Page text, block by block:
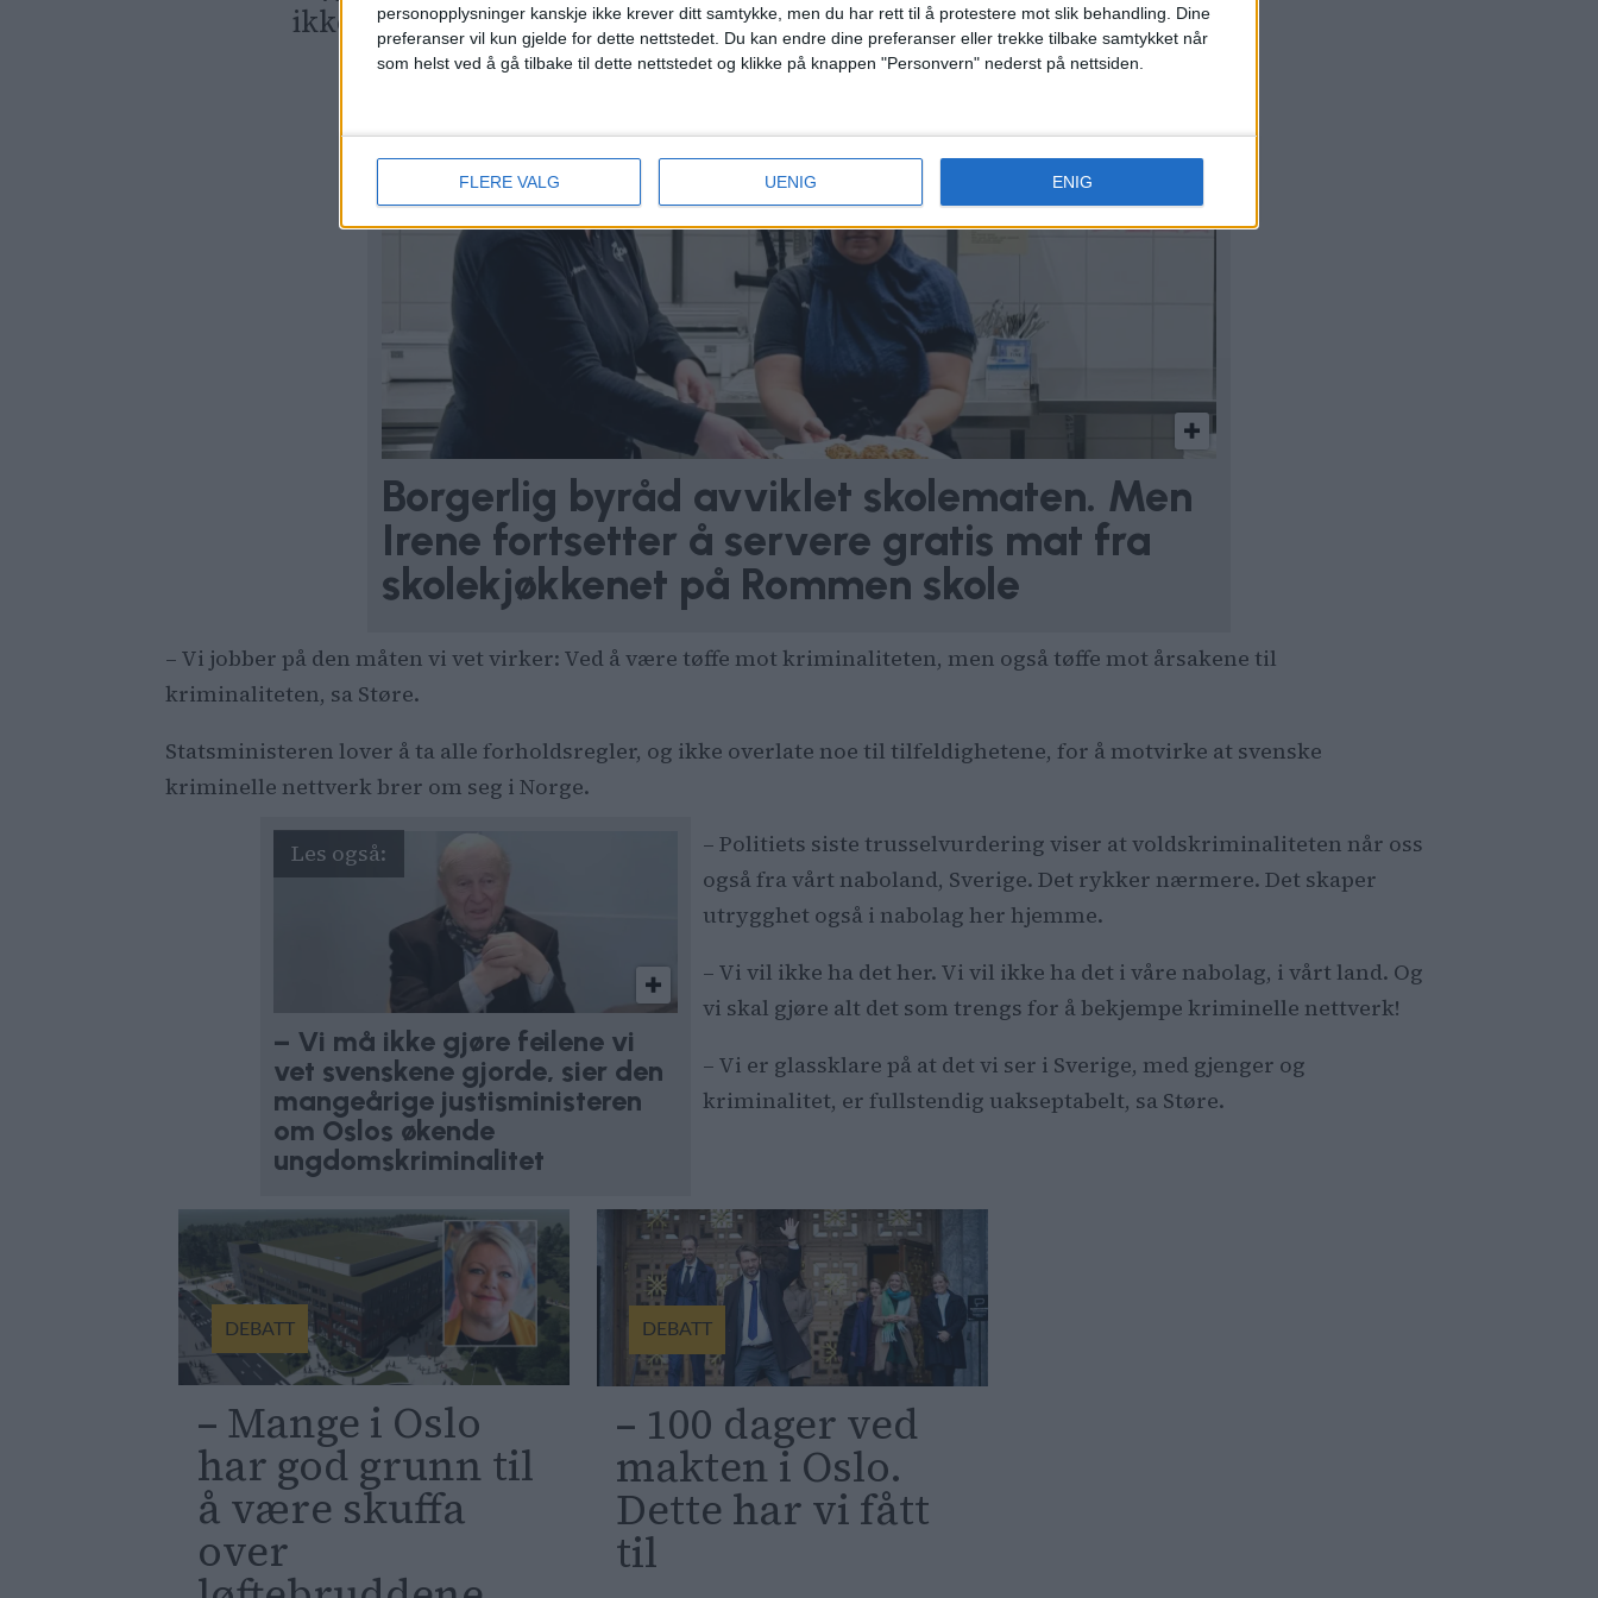
personopplysninger kanskje ikke krever ditt samtykke, men du har rett til å protestere mot slik behandling. Dine
preferanser vil kun gjelde for dette nettstedet. Du kan endre dine preferanser eller trekke tilbake samtykket når
som helst ved å gå tilbake til dette nettstedet og klikke på knappen "Personvern" nederst på nettsiden.
FLERE VALG UENIG ENIG
ikke skolematen
Borgerlig byråd avviklet skolematen. Men
Irene fortsetter å servere gratis mat fra
skolekjøkkenet på Rommen skole
– Vi jobber på den måten vi vet virker: Ved å være tøffe mot kriminaliteten, men også tøffe mot årsakene til
kriminaliteten, sa Støre.
Statsministeren lover å ta alle forholdsregler, og ikke overlate noe til tilfeldighetene, for å motvirke at svenske
kriminelle nettverk brer om seg i Norge.
– Vi må ikke gjøre feilene vi
vet svenskene gjorde, sier den
mangeårige justisministeren
om Oslos økende
ungdomskriminalitet
– Politiets siste trusselvurdering viser at voldskriminaliteten når oss
også fra vårt naboland, Sverige. Det rykker nærmere. Det skaper
utrygghet også i nabolag her hjemme.
– Vi vil ikke ha det her. Vi vil ikke ha det i våre nabolag, i vårt land. Og
vi skal gjøre alt det som trengs for å bekjempe kriminelle nettverk!
– Vi er glassklare på at det vi ser i Sverige, med gjenger og
kriminalitet, er fullstendig uakseptabelt, sa Støre.
DEBATT
– Mange i Oslo
har god grunn til
å være skuffa
over
DEBATT
– 100 dager ved
makten i Oslo.
Dette har vi fått
til